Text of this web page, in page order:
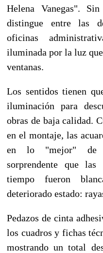
Helena Vanegas".
distingue entre las
oficinas
iluminada por la luz
ventanas.
Los sentidos tienen
iluminación para
obras de baja calidad.
en el montaje, las
en lo "mejor" de
sorprendente que las
tiempo fueron
deteriorado estado:
Pedazos de cinta
los cuadros y fichas
mostrando un total